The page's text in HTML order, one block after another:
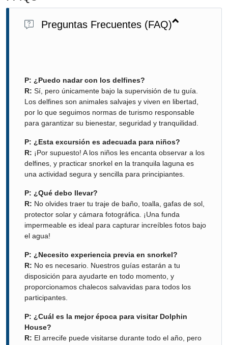
Preguntas Frecuentes (FAQ)
P: ¿Puedo nadar con los delfines?
R: Sí, pero únicamente bajo la supervisión de tu guía.
Los delfines son animales salvajes y viven en libertad,
por lo que seguimos normas de turismo responsable
para garantizar su bienestar, seguridad y tranquilidad.
P: ¿Esta excursión es adecuada para niños?
R: ¡Por supuesto! A los niños les encanta observar a los
delfines, y practicar snorkel en la tranquila laguna es
una actividad segura y sencilla para principiantes.
P: ¿Qué debo llevar?
R: No olvides traer tu traje de baño, toalla, gafas de sol,
protector solar y cámara fotográfica. ¡Una funda
impermeable es ideal para capturar increíbles fotos bajo
el agua!
P: ¿Necesito experiencia previa en snorkel?
R: No es necesario. Nuestros guías estarán a tu
disposición para ayudarte en todo momento, y
proporcionamos chalecos salvavidas para todos los
participantes.
P: ¿Cuál es la mejor época para visitar Dolphin
House?
R: El arrecife puede visitarse durante todo el año, pero